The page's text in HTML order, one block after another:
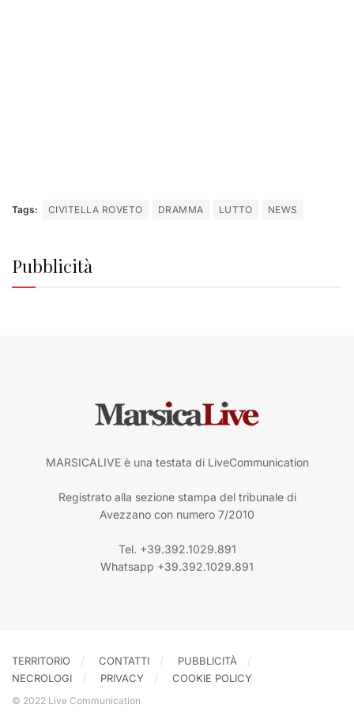
Tags: CIVITELLA ROVETO DRAMMA LUTTO NEWS
Pubblicità
MARSICALIVE è una testata di LiveCommunication
Registrato alla sezione stampa del tribunale di
Avezzano con numero 7/2010
Tel. +39.392.1029.891
Whatsapp +39.392.1029.891
TERRITORIO CONTATTI
PUBBLICITÀ
NECROLOGI
PRIVACY COOKIE POLICY
© 2022 Live Communication